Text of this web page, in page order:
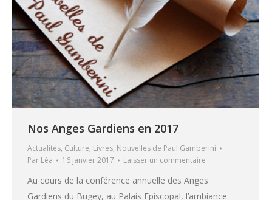
Nos Anges Gardiens en 2017
Actualités, Culture, Livres, Nouvelles de Paul Gamberini
Par Léa 16 janvier 2017 Laisser un commentaire
Au cours de la conférence annuelle des Anges
Gardiens du Bugey, au Palais Episcopal, l’ambiance